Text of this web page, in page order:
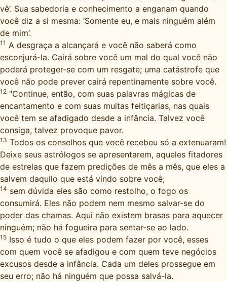
vê’. Sua sabedoria e conhecimento a enganam quando
você diz a si mesma: ‘Somente eu, e mais ninguém além
de mim’.
11 A desgraça a alcançará e você não saberá como
esconjurá-la. Cairá sobre você um mal do qual você não
poderá proteger-se com um resgate; uma catástrofe que
você não pode prever cairá repentinamente sobre você.
12 "Continue, então, com suas palavras mágicas de
encantamento e com suas muitas feitiçarias, nas quais
você tem se afadigado desde a infância. Talvez você
consiga, talvez provoque pavor.
13 Todos os conselhos que você recebeu só a extenuaram!
Deixe seus astrólogos se apresentarem, aqueles fitadores
de estrelas que fazem predições de mês a mês, que eles a
salvem daquilo que está vindo sobre você;
14 sem dúvida eles são como restolho, o fogo os
consumirá. Eles não podem nem mesmo salvar-se do
poder das chamas. Aqui não existem brasas para aquecer
ninguém; não há fogueira para sentar-se ao lado.
15 Isso é tudo o que eles podem fazer por você, esses
com quem você se afadigou e com quem teve negócios
excusos desde a infância. Cada um deles prossegue em
seu erro; não há ninguém que possa salvá-la.